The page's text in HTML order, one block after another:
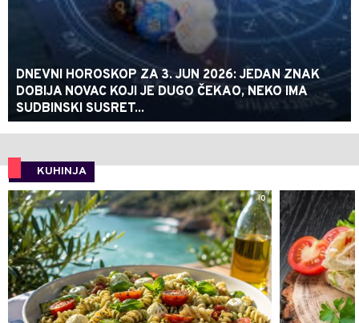
DNEVNI HOROSKOP ZA 3. JUN 2026: JEDAN ZNAK
DOBIJA NOVAC KOJI JE DUGO ČEKAO, NEKO IMA
SUDBINSKI SUSRET...
KUHINJA
0